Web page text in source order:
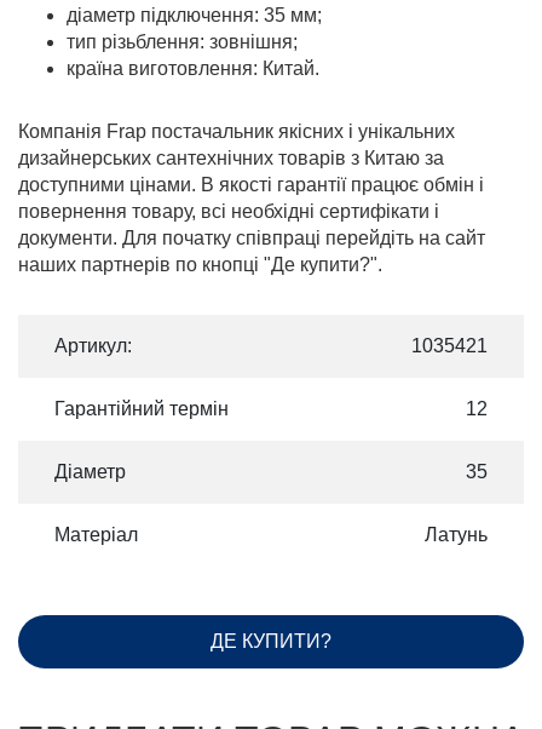
діаметр підключення: 35 мм;
тип різьблення: зовнішня;
країна виготовлення: Китай.
Компанія Frap постачальник якісних і унікальних
дизайнерських сантехнічних товарів з Китаю за
доступними цінами. В якості гарантії працює обмін і
повернення товару, всі необхідні сертифікати і
документи. Для початку співпраці перейдіть на сайт
наших партнерів по кнопці "Де купити?".
Артикул: 1035421
Гарантійний термін 12
Діаметр 35
Матеріал Латунь
ДЕ КУПИТИ?